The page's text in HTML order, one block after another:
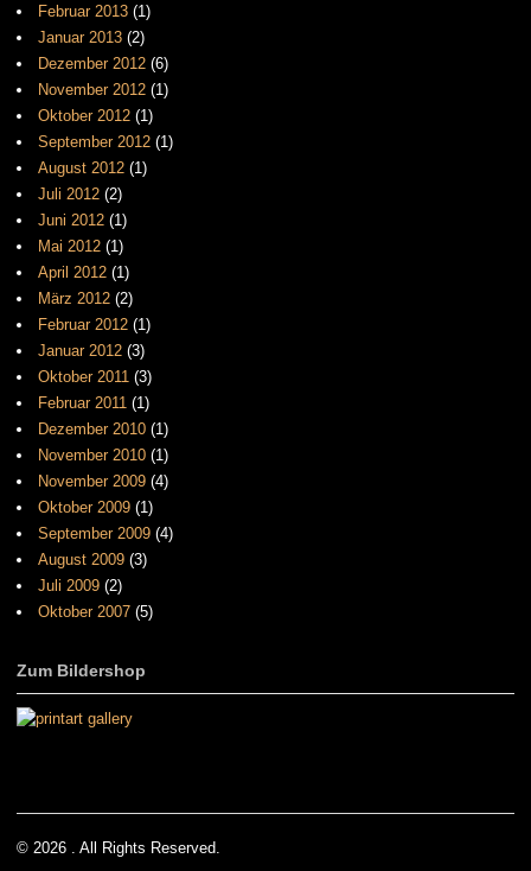
Februar 2013 (1)
Januar 2013 (2)
Dezember 2012 (6)
November 2012 (1)
Oktober 2012 (1)
September 2012 (1)
August 2012 (1)
Juli 2012 (2)
Juni 2012 (1)
Mai 2012 (1)
April 2012 (1)
März 2012 (2)
Februar 2012 (1)
Januar 2012 (3)
Oktober 2011 (3)
Februar 2011 (1)
Dezember 2010 (1)
November 2010 (1)
November 2009 (4)
Oktober 2009 (1)
September 2009 (4)
August 2009 (3)
Juli 2009 (2)
Oktober 2007 (5)
Zum Bildershop
© 2026 . All Rights Reserved.